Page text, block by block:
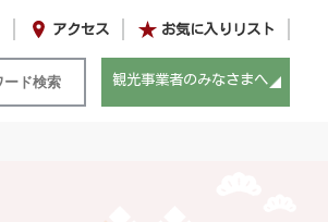
アクセス お気に入りリスト
観光事業者のみなさまへ